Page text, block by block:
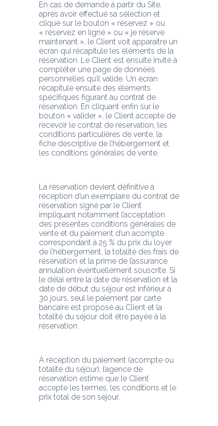
En cas de demande à partir du Site,
après avoir effectué sa sélection et
cliqué sur le bouton « réservez » ou
« réservez en ligne » ou « je réserve
maintenant », le Client voit apparaître un
écran qui récapitule les éléments de la
réservation. Le Client est ensuite invité à
compléter une page de données
personnelles qu’il valide. Un écran
récapitule ensuite des éléments
spécifiques figurant au contrat de
réservation. En cliquant enfin sur le
bouton « valider », le Client accepte de
recevoir le contrat de réservation, les
conditions particulières de vente, la
fiche descriptive de l’hébergement et
les conditions générales de vente.
La réservation devient définitive à
réception d’un exemplaire du contrat de
réservation signé par le Client
impliquant notamment l’acceptation
des présentes conditions générales de
vente et du paiement d’un acompte
correspondant à 25 % du prix du loyer
de l’hébergement, la totalité des frais de
réservation et la prime de l’assurance
annulation éventuellement souscrite. Si
le délai entre la date de réservation et la
date de début du séjour est inférieur à
30 jours, seul le paiement par carte
bancaire est proposé au Client et la
totalité du séjour doit être payée à la
réservation.
À réception du paiement (acompte ou
totalité du séjour), l’agence de
réservation estime que le Client
accepte les termes, les conditions et le
prix total de son séjour.